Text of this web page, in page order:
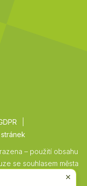
– použití obsahu
se souhlasem města